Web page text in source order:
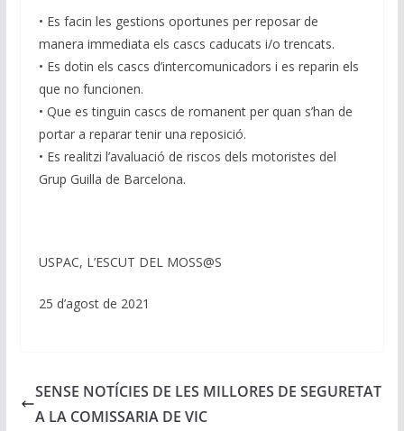
• Es facin les gestions oportunes per reposar de
manera immediata els cascs caducats i/o trencats.
• Es dotin els cascs d’intercomunicadors i es reparin els
que no funcionen.
• Que es tinguin cascs de romanent per quan s’han de
portar a reparar tenir una reposició.
• Es realitzi l’avaluació de riscos dels motoristes del
Grup Guilla de Barcelona.
USPAC, L’ESCUT DEL MOSS@S
25 d’agost de 2021
SENSE NOTÍCIES DE LES MILLORES DE SEGURETAT
A LA COMISSARIA DE VIC